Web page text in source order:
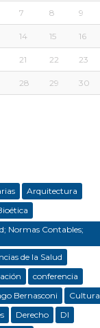
7 8 9
14 15 16
21 22 23
28 29 30
Arquitectura
Normas Contables;
de la Salud
conferencia
Bernasconi
Cultura
Derecho
DI